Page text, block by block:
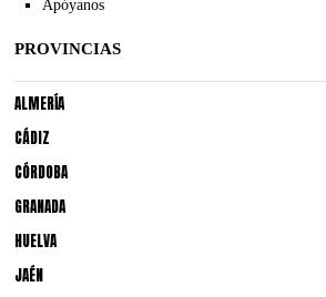
Apóyanos
PROVINCIAS
ALMERÍA
CÁDIZ
CÓRDOBA
GRANADA
HUELVA
JAÉN